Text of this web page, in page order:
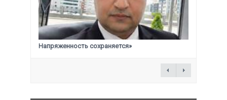
Напряженность сохраняется»